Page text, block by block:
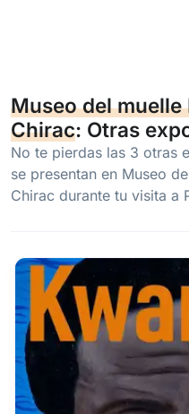
Museo del
Chirac: Otras
No te pierdas las 3 otras
se presentan en Museo
Chirac durante tu visita a